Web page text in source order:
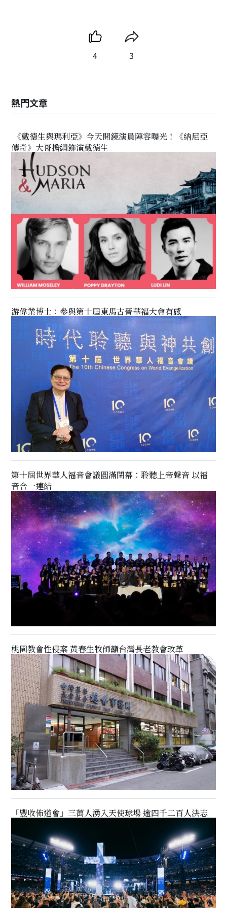
4 3
熱門文章
《戴德生與瑪利亞》今天開鏡演員陣容曝光！《納尼亞
傳奇》大哥擔綱飾演戴德生
游偉業博士：參與第十屆東馬古晉華福大會有感
第十屆世界華人福音會議圓滿閉幕：聆聽上帝聲音 以福
音合一連結
桃園教會性侵案 黃春生牧師籲台灣長老教會改革
「豐收佈道會」三萬人湧入天使球場 逾四千二百人決志